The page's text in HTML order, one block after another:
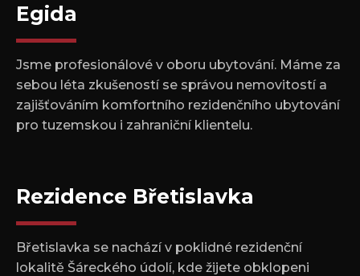
Egida
Jsme profesionálové v oboru ubytování. Máme za
sebou léta zkušeností se správou nemovitostí a
zajišťováním komfortního rezidenčního ubytování
pro tuzemskou i zahraniční klientelu.
Rezidence Břetislavka
Břetislavka se nachází v poklidné rezidenční
lokalitě Šáreckého údolí, kde žijete obklopeni